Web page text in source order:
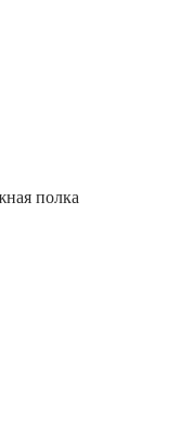
полка